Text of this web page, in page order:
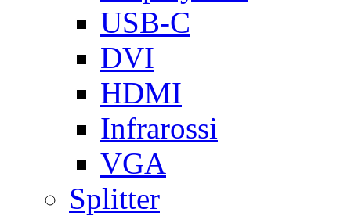
USB-C
DVI
HDMI
Infrarossi
VGA
Splitter